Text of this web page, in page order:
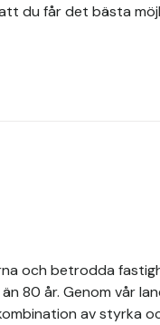
du får det bästa
och betrodda
80 år. Genom vår
av styrka